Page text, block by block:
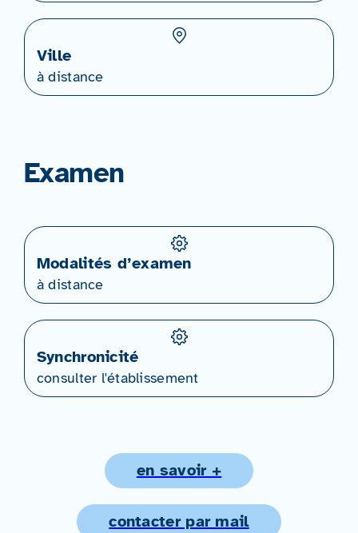
Ville
à distance
Examen
Modalités d’examen
à distance
Synchronicité
consulter l'établissement
en savoir +
contacter par mail